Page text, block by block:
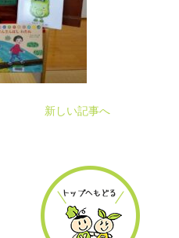
新しい記事へ